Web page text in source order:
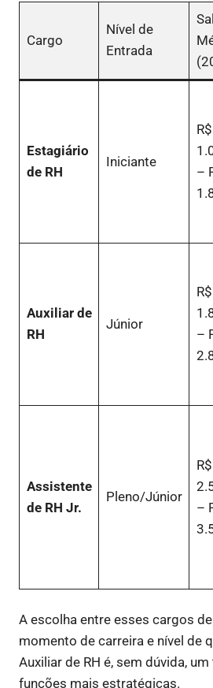
Cargo
Nível de
Entrada
Estagiário
de RH
Iniciante
R$
–
Auxiliar de
RH
Júnior
R$
–
Assistente
de RH Jr.
Pleno/Júnior
R$
–
A escolha entre esses cargos
momento de carreira e nível de
Auxiliar de RH é, sem dúvida,
funções mais estratégicas.